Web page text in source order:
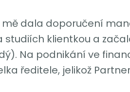
dala doporučení
klientkou a
Na podnikání ve
ředitele, jelikož